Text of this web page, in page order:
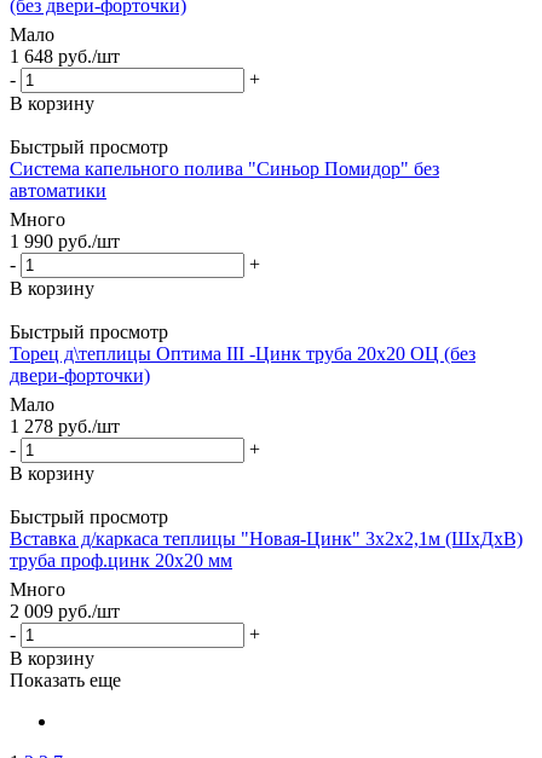
(без двери-форточки)
Мало
1 648 руб./шт
-
+
В корзину
Быстрый просмотр
Система капельного полива "Синьор Помидор" без
автоматики
Много
1 990 руб./шт
-
+
В корзину
Быстрый просмотр
Торец д\теплицы Оптима III -Цинк труба 20х20 ОЦ (без
двери-форточки)
Мало
1 278 руб./шт
-
+
В корзину
Быстрый просмотр
Вставка д/каркаса теплицы "Новая-Цинк" 3х2х2,1м (ШхДхВ)
труба проф.цинк 20х20 мм
Много
2 009 руб./шт
-
+
В корзину
Показать еще